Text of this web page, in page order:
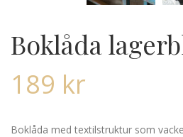
Boklåda
189 kr
Boklåda med textilstruktur som